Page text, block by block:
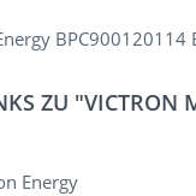
ZU "VICTRON
Energy